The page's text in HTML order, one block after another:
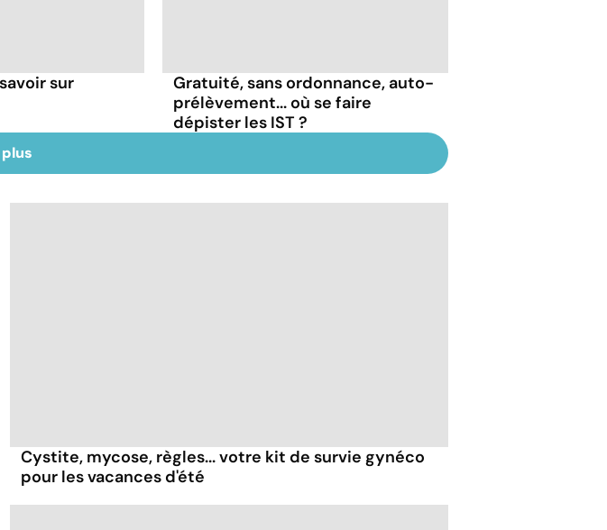
sur
Gratuité, sans ordonnance, auto-
prélèvement... où se faire
dépister les IST ?
Cystite, mycose, règles... votre kit de survie gynéco
pour les vacances d'été